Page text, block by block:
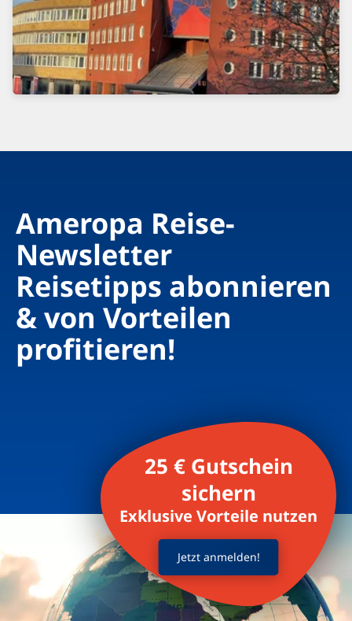
Ameropa Reise-
Newsletter
Reisetipps abonnieren
& von Vorteilen
profitieren!
25 € Gutschein
sichern
Exklusive Vorteile nutzen
Jetzt anmelden!